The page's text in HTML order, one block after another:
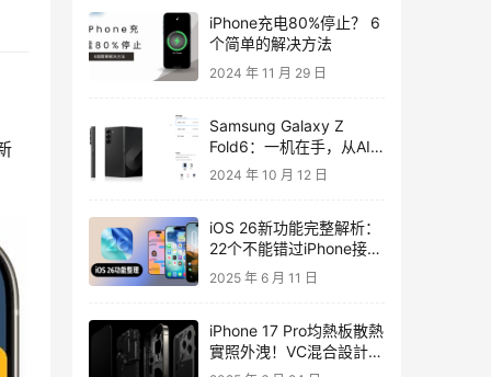
iPhone充电80%停止？ 6
个简单的解决方法
2024 年 11 月 29 日
Samsung Galaxy Z
Fold6：一机在手，从AI
功能至日常体验全面提
2024 年 10 月 12 日
iOS 26新功能完整解析：
22个不能错过iPhone接口
到应用一次掌握
2025 年 6 月 11 日
iPhone 17 Pro均熱板散熱
實照外洩！VC混合設計和
特色全解析